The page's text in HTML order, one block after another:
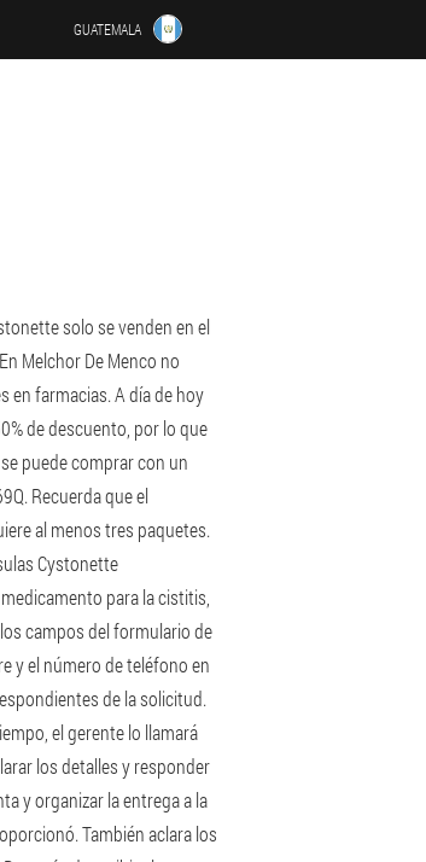
GUATEMALA
solo se venden en el
Melchor De Menco no
en farmacias. A día de hoy
de descuento, por lo que
puede comprar con un
Recuerda que el
al menos tres paquetes.
Cystonette
para la cistitis,
campos del formulario de
y el número de teléfono en
de la solicitud.
el gerente lo llamará
los detalles y responder
y organizar la entrega a la
También aclara los